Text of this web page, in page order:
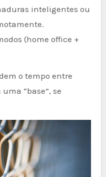
inteligentes ou
(home office +
o tempo entre
“base”, se